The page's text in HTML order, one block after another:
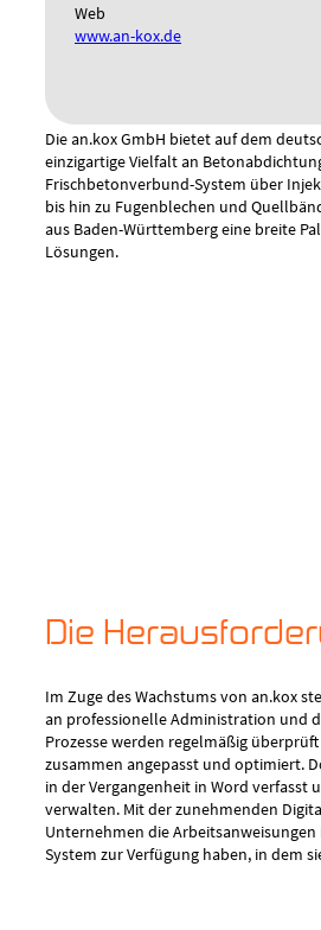
Die an.kox GmbH bietet auf dem
einzigartige Vielfalt an
Frischbetonverbund-System über
bis hin zu Fugenblechen und
aus Baden-Württemberg eine breite
Lösungen.
Die
Im Zuge des Wachstums von an.kox
an professionelle Administration und
Prozesse werden regelmäßig
zusammen angepasst und optimiert.
in der Vergangenheit in Word verfasst
verwalten. Mit der zunehmenden
Unternehmen die
System zur Verfügung haben, in dem
Web
www.an-kox.de